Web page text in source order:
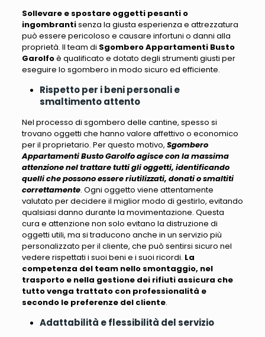
Sollevare e spostare oggetti pesanti o
ingombrantisenza la giusta esperienza e attrezzatura
può essere pericoloso e causare infortuni o danni alla
proprietà. Il team di Sgombero Appartamenti Busto
Garolfoè qualificato e dotato degli strumenti giusti per
eseguire lo sgombero in modo sicuro ed efficiente.
Rispetto per i beni personali e
smaltimento attento
Nel processo di sgombero delle cantine, spesso si
trovano oggetti che hanno valore affettivo o economico
per il proprietario. Per questo motivo, Sgombero
Appartamenti Busto Garolfo agisce con la massima
attenzione nel trattare tutti gli oggetti, identificando
quelli che possono essere riutilizzati, donati o smaltiti
correttamente. Ogni oggetto viene attentamente
valutato per decidere il miglior modo di gestirlo, evitando
qualsiasi danno durante la movimentazione. Questa
cura e attenzione non solo evitano la distruzione di
oggetti utili, ma si traducono anche in un servizio più
personalizzato per il cliente, che può sentirsi sicuro nel
vedere rispettati i suoi beni e i suoi ricordi. La
competenza del team nello smontaggio, nel
trasporto e nella gestione dei rifiuti assicura che
tutto venga trattato con professionalità e
secondo le preferenze del cliente.
Adattabilità e flessibilità del servizio